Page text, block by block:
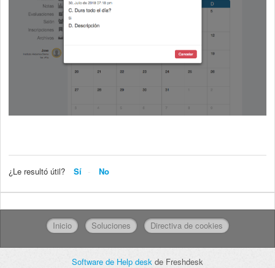
¿Le resultó útil? Sí No
Inicio Soluciones Directiva de cookies
Software de Help desk de Freshdesk